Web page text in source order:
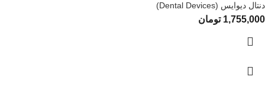
دنتال دیوایس (Dental Devices)
1,755,000 تومان